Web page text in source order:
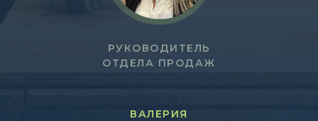
РУКОВОДИТЕЛЬ
ОТДЕЛА ПРОДАЖ
ВАЛЕРИЯ